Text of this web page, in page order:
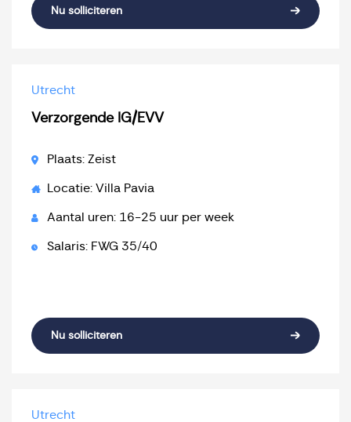
Nu solliciteren
Utrecht
Verzorgende IG/EVV
Plaats: Zeist
Locatie: Villa Pavia
Aantal uren: 16-25 uur per week
Salaris: FWG 35/40
Nu solliciteren
Utrecht